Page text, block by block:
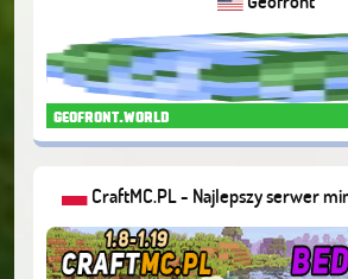
geofront.world
CraftMC.PL - Najlepszy serwer